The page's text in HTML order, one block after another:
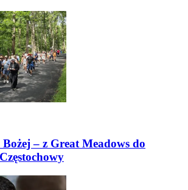
– z Great Meadows do